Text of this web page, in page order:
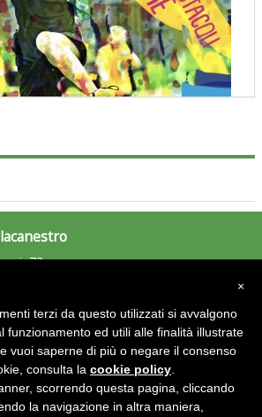
la relazione di Tiziano Pesce al CN Uisp
con i piedi, si possono fare le
73
×
terzi da questo utilizzati si avvalgono
funzionamento ed utili alle finalità illustrate
vuoi saperne di più o negare il consenso
consulta la cookie policy
scorrendo questa pagina, cliccando
la navigazione in altra maniera,